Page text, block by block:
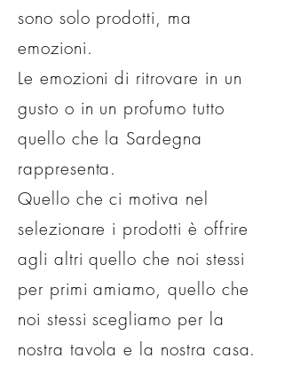
sono solo prodotti, ma
emozioni.
Le emozioni di ritrovare in un
gusto o in un profumo tutto
quello che la Sardegna
rappresenta.
Quello che ci motiva nel
selezionare i prodotti è offrire
agli altri quello che noi stessi
per primi amiamo, quello che
noi stessi scegliamo per la
nostra tavola e la nostra casa.